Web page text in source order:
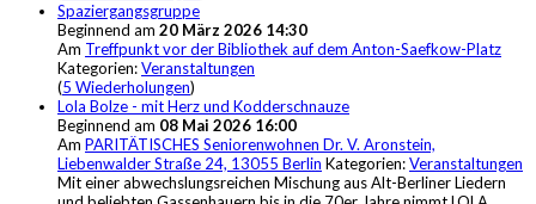
Spaziergangsgruppe
Beginnend am 20 März 2026 14:30
Am Treffpunkt vor der Bibliothek auf dem Anton-Saefkow-Platz
Kategorien:Veranstaltungen
(5 Wiederholungen)
Lola Bolze - mit Herz und Kodderschnauze
Beginnend am 08 Mai 2026 16:00
Am PARITÄTISCHES Seniorenwohnen Dr. V. Aronstein,
Liebenwalder Straße 24, 13055 Berlin Kategorien:Veranstaltungen
Mit einer abwechslungsreichen Mischung aus Alt-Berliner Liedern